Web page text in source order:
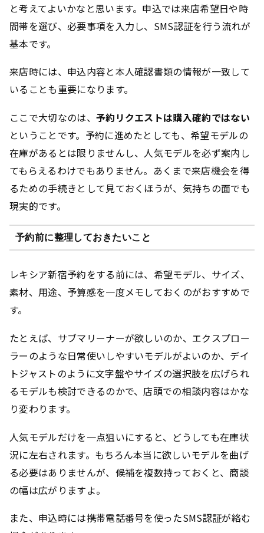
と考えてよいかなと思います。申込では来店希望日や時
間帯を選び、必要事項を入力し、SMS認証を行う流れが
基本です。
来店時には、申込内容と本人確認書類の情報が一致して
いることも重要になります。
ここで大切なのは、 予約リクエストは購入確約ではない
ということです。予約に進めたとしても、希望モデルの
在庫があるとは限りませんし、人気モデルを必ず案内し
てもらえるわけでもありません。あくまで来店機会を得
るための手続きとして見ておくほうが、気持ちの面でも
現実的です。
予約前に整理しておきたいこと
レキシア新宿予約をする前には、希望モデル、サイズ、
素材、用途、予算感を一度メモしておくのがおすすめで
す。
たとえば、サブマリーナーが欲しいのか、エクスプロー
ラーのような日常使いしやすいモデルがよいのか、デイ
トジャストのように文字盤やサイズの選択肢を広げられ
るモデルも検討できるのかで、店頭での相談内容はかな
り変わります。
人気モデルだけを一点狙いにすると、どうしても在庫状
況に左右されます。もちろん本当に欲しいモデルを曲げ
る必要はありませんが、候補を複数持っておくと、商談
の幅は広がりますよ。
また、申込時には携帯電話番号を使ったSMS認証が絡む